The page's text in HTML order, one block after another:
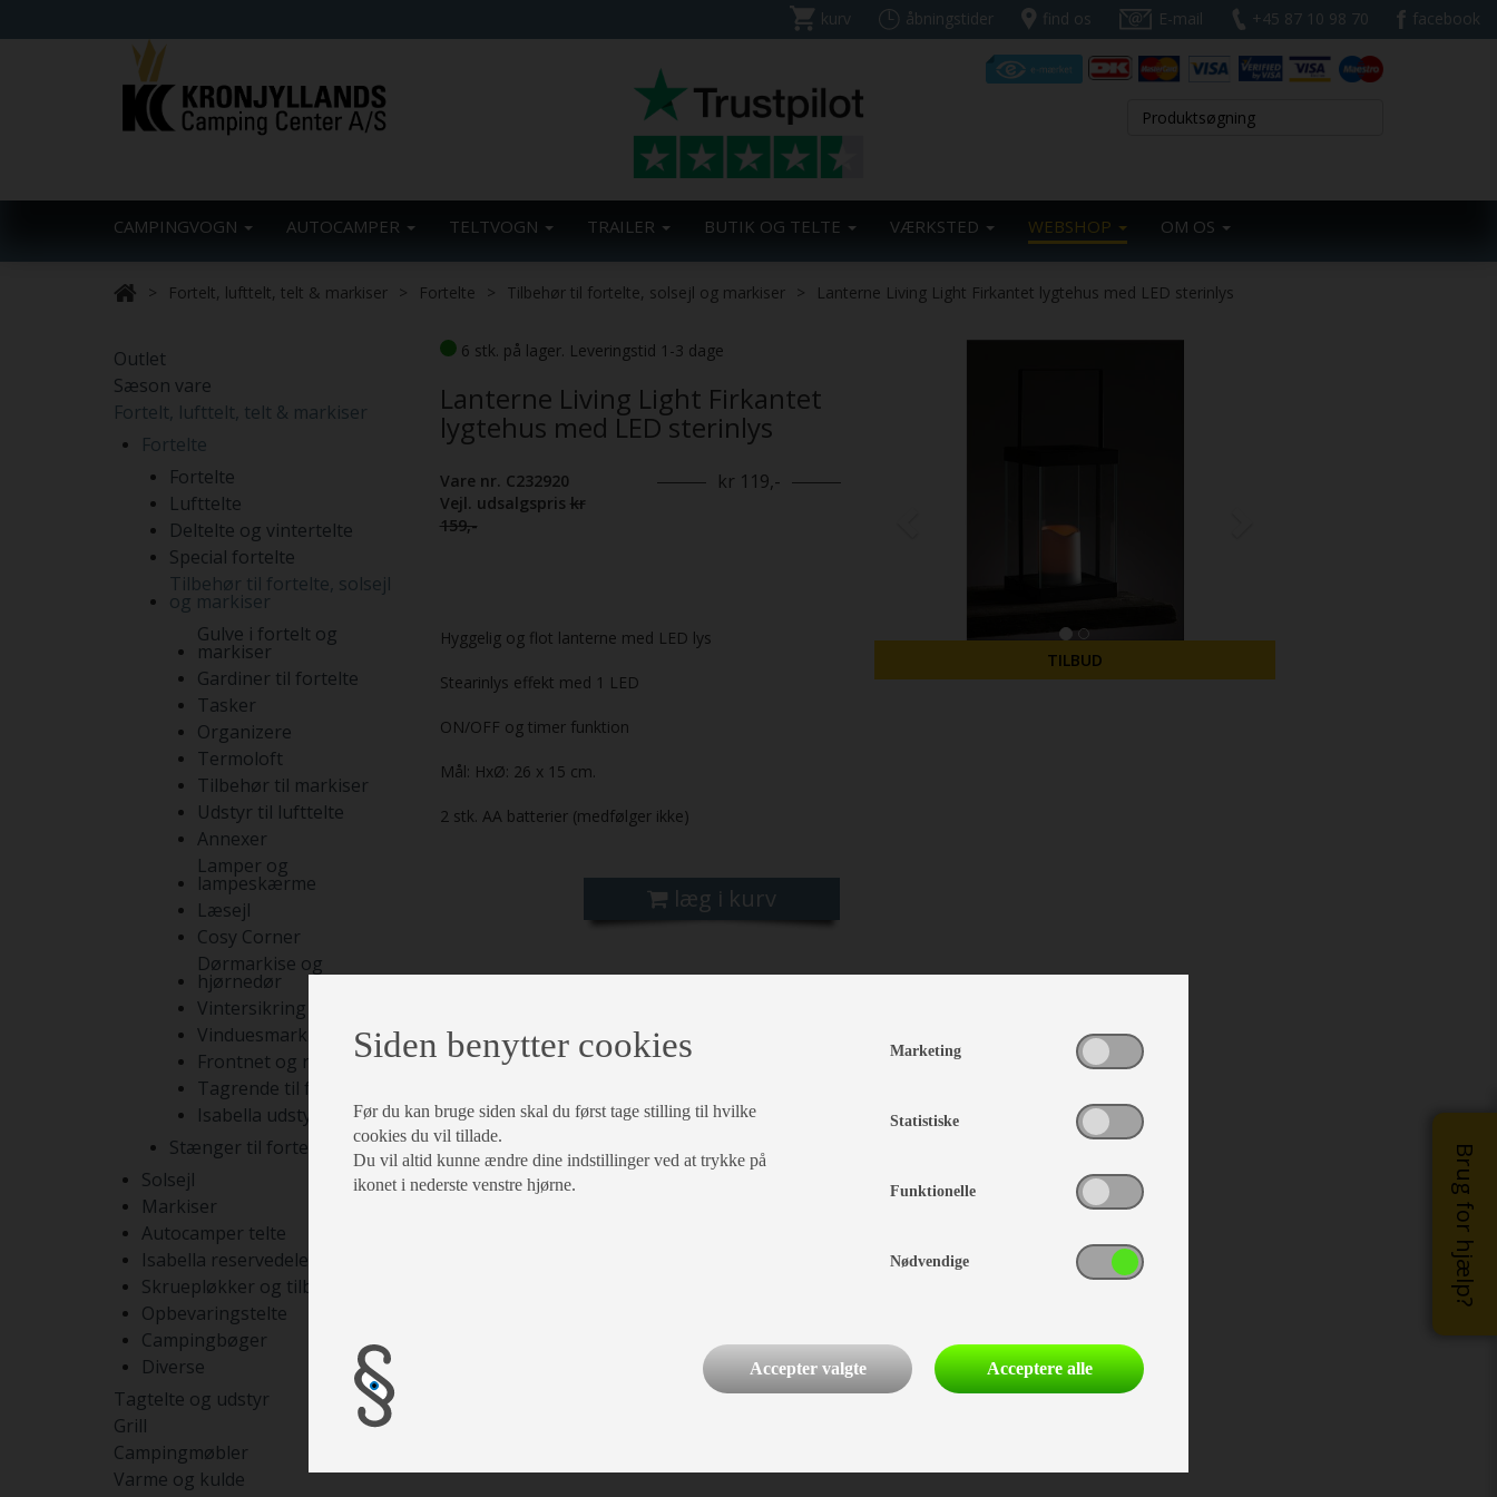
kurv åbningstider find os E-mail +45 87 10 98 70 facebook
CAMPINGVOGN AUTOCAMPER TELTVOGN TRAILER BUTIK OG TELTE VÆRKSTED WEBSHOP OM OS
Brug for hjælp?
Fortelt, lufttelt, telt & markiser Fortelte Tilbehør til fortelte, solsejl og markiser Lanterne Living Light Firkantet lygtehus med LED sterinlys
Outlet
Sæson vare
Fortelt, lufttelt, telt & markiser
Fortelte
Fortelte
Lufttelte
Deltelte og vintertelte
Special fortelte
Tilbehør til fortelte, solsejl
og markiser
Gulve i fortelt og
markiser
Gardiner til fortelte
Tasker
Organizere
Termoloft
Tilbehør til markiser
Udstyr til lufttelte
Annexer
Lamper og
lampeskærme
Læsejl
Cosy Corner
Dørmarkise og
hjørnedør
Vintersikring
Vinduesmarkiser
Frontnet og rumdelere
Tagrende til fortelte
Isabella udstyr
Stænger til fortelte
Solsejl
Markiser
Autocamper telte
Isabella reservedele
Skruepløkker og tilbehør
Opbevaringstelte
Campingbøger
Diverse
Tagtelte og udstyr
Grill
Campingmøbler
Varme og kulde
6 stk. på lager. Leveringstid 1-3 dage
Lanterne Living Light Firkantet
lygtehus med LED sterinlys
Vare nr. C232920
Vejl. udsalgspris kr
159,-
kr 119,-
Hyggelig og flot lanterne med LED lys
Stearinlys effekt med 1 LED
ON/OFF og timer funktion
Mål: HxØ: 26 x 15 cm.
2 stk. AA batterier (medfølger ikke)
læg i kurv
TILBUD
Siden benytter cookies
Før du kan bruge siden skal du først tage stilling til hvilke
cookies du vil tillade.
Du vil altid kunne ændre dine indstillinger ved at trykke på
ikonet i nederste venstre hjørne.
Marketing
Statistiske
Funktionelle
Nødvendige
Accepter valgte Acceptere alle